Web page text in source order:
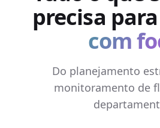
precisa para
com
Do planejamento
monitoramento de